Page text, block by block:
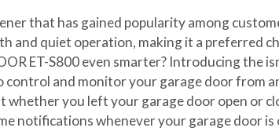
that has gained popularity among
and quiet operation, making it a preferred
ET-S800 even smarter? Introducing the
and monitor your garage door from
you left your garage door open or
notifications whenever your garage door